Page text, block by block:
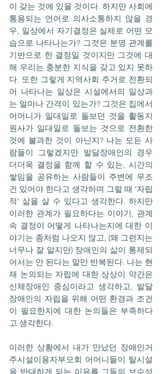
이 갖는 것에 있을 것이다. 하지만 사회에
통용되는 언어로 의사소통하지 않을 경
우, 일상에서 자기결정은 실제로 어떤 모
습으로 나타나는가? 그것은 분명 관계를
기반으로 한 결정일 것이지만 그것에 대
해 우리는 충분한 지식을 갖고 있지 못하
다. 또한 그렇게 지역사회 주거로 전환되
어 나타나는 일상은 시설에서의 일상과
는 얼마나 간격이 있는가? 그것은 집에서
어머니가 일대일로 돌보던 것을 활동지
원사가 일대일로 돌보는 것으로 전환한
것에 불과한 것이 아닌지? 나는 모든 사
람들이 그렇겠지만 발달장애인의 경우
더더욱 결정을 함께 할 수 있는, 시간의
쌓임을 공유하는 사람들이 주변에 무조
건 있어야 한다고 생각하며 그럴 때 ‘자립
적’ 삶을 살 수 있다고 생각한다. 하지만
이러한 관계가 필요하다는 이야기, 관계
속 결정이 어떻게 나타나는지에 대한 이
야기는 좀처럼 나오지 않고, (왜 그런지는
너무나 잘 알지만) 장애인의 삶이 통제되
어서는 안 된다는 말만 반복된다. 나는 현
재 논의되는 자립에 대한 상상이 약간은
신체장애인 중심이라고 생각하고, 발달
장애인의 자립을 위해 어떤 환경과 조건
이 필요한지에 대한 논의들은 부족하다
고 생각한다.
이러한 상황에서 내가 만났던 장애인거
주시설이용자부모회 어머니들이 탈시설
을 반대하게 되는 이유를 그들의 보수성